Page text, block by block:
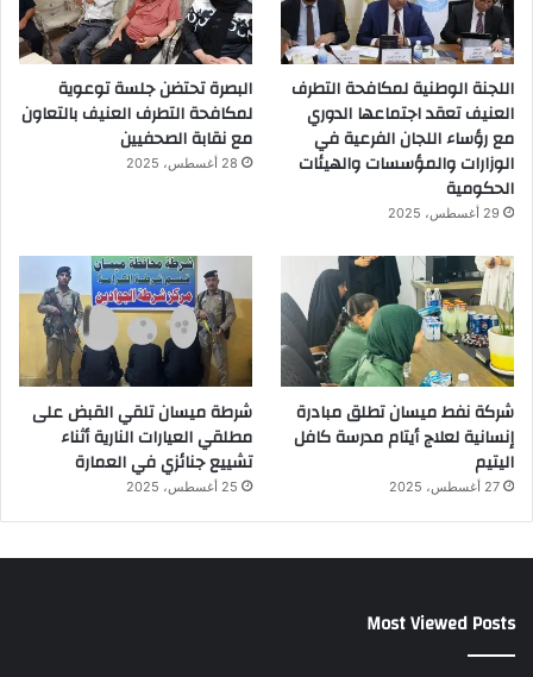
اللجنة الوطنية لمكافحة التطرف
العنيف تعقد اجتماعها الدوري
مع رؤساء اللجان الفرعية في
الوزارات والمؤسسات والهيئات
الحكومية
29 أغسطس، 2025
البصرة تحتضن جلسة توعوية
لمكافحة التطرف العنيف بالتعاون
مع نقابة الصحفيين
28 أغسطس، 2025
شركة نفط ميسان تطلق مبادرة
إنسانية لعلاج أيتام مدرسة كافل
اليتيم
27 أغسطس، 2025
شرطة ميسان تلقي القبض على
مطلقي العيارات النارية أثناء
تشييع جنائزي في العمارة
25 أغسطس، 2025
Most Viewed Posts